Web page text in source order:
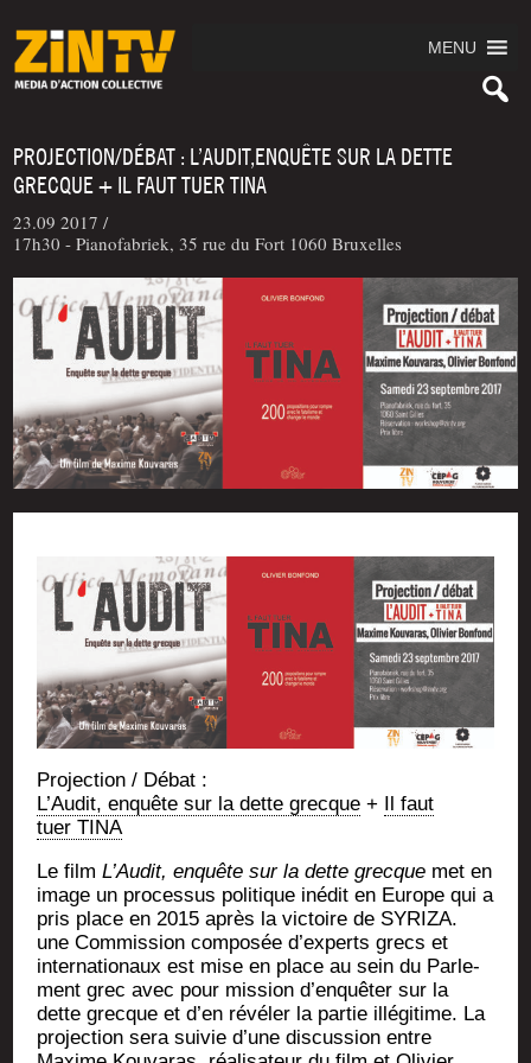
MENU
PROJECTION/DÉBAT : L’AUDIT,ENQUÊTE SUR LA DETTE
GRECQUE + IL FAUT TUER TINA
23.09 2017 /
17h30 - Pianofabriek, 35 rue du Fort 1060 Bruxelles
Pro­jec­tion / Débat :
L’Au­dit, enquête sur la dette grecque + Il faut
tuer TINA
Le filmL’Au­dit, enquête sur la dette grecque met en
image un pro­ces­sus poli­tique inédit en Europe qui a
pris place en 2015 après la vic­toire de SYRIZA.
une Com­mis­sion com­po­sée d’experts grecs et
inter­na­tio­naux est mise en place au sein du Par­le­
ment grec avec pour mis­sion d’enquêter sur la
dette grecque et d’en révé­ler la par­tie illé­gi­time. La
pro­jec­tion sera sui­vie d’une dis­cus­sion entre